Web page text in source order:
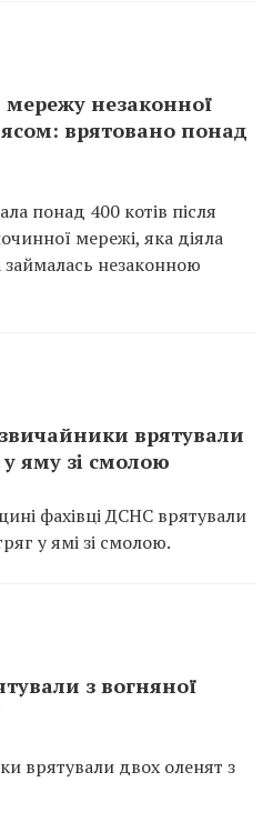
незаконної
врятовано понад
понад 400 котів після
мережі, яка діяла
займалась незаконною
врятували
яму зі смолою
фахівці ДСНС врятували
у ямі зі смолою.
з вогняної
врятували двох оленят з